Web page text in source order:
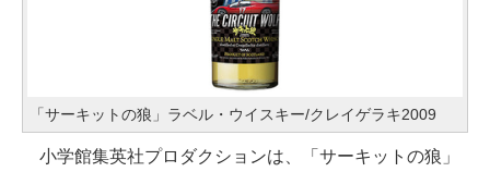
「サーキットの狼」ラベル・ウイスキー/クレイゲラキ2009
小学館集英社プロダクションは、「サーキットの狼」